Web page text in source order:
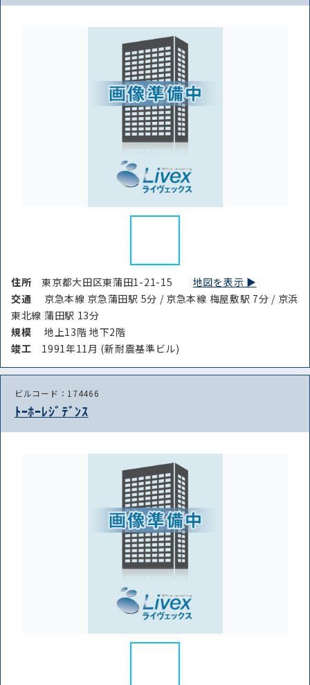
住所東京都大田区東蒲田1-21-15 地図を表示 ▶︎
交通
京急本線 京急蒲田駅 5分 / 京急本線 梅屋敷駅 7分 / 京浜
東北線 蒲田駅 13分
規模
地上13階 地下2階
竣⼯ 1991年11月 (新耐震基準ビル)
ビルコード：174466
ﾄｰﾎｰﾚｼﾞﾃﾞﾝｽ